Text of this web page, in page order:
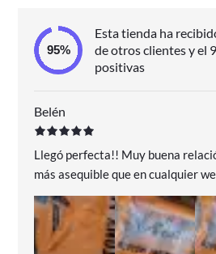
Esta tienda ha
de otros clientes y el
positivas
Belén
Llegó perfecta!! Muy buena relación/